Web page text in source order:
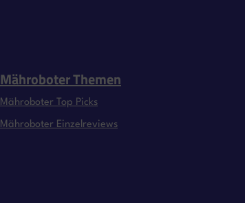
Mähroboter Themen
Mähroboter Top Picks
Mähroboter Einzelreviews